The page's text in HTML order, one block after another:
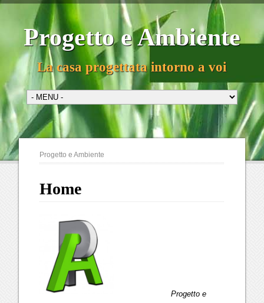
Progetto e Ambiente
La casa progettata intorno a voi
Progetto e Ambiente
Home
Progetto e